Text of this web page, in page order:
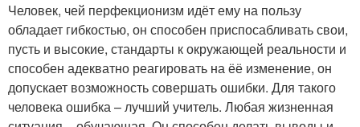
Человек, чей перфекционизм идёт ему на пользу
обладает гибкостью, он способен приспосабливать свои,
пусть и высокие, стандарты к окружающей реальности и
способен адекватно реагировать на ёё изменение, он
допускает возможность совершать ошибки. Для такого
человека ошибка – лучший учитель. Любая жизненная